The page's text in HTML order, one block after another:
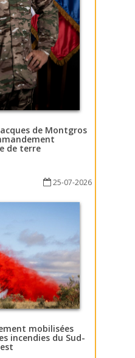
de Montgros
de terre
25-07-2026
mobilisées
incendies du Sud-